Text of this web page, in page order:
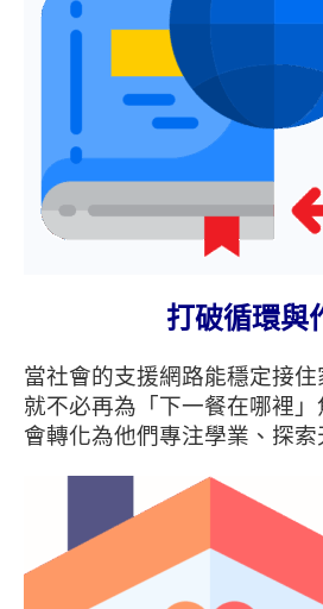
打破循環與
當社會的支援網路能穩定接
就不必再為「下一餐在哪裡
會轉化為他們專注學業、探索